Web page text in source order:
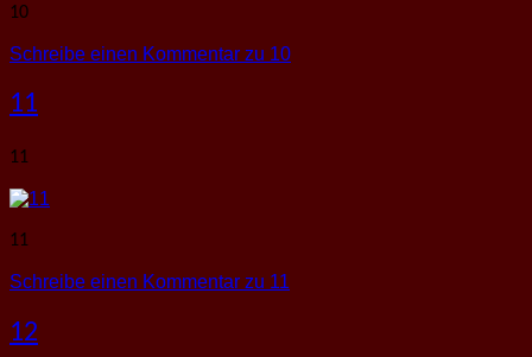
10
Schreibe einen Kommentar zu 10
11
11
11
Schreibe einen Kommentar zu 11
12